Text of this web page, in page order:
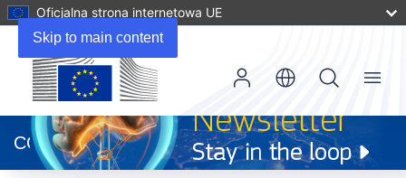
Skip to main content
Oficjalna strona internetowa UE
otworzy
się
w
CORDIS
Menu